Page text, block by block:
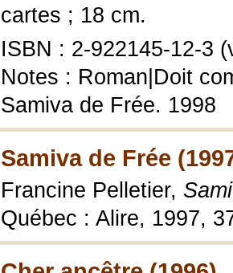
cartes ; 18 cm.
ISBN : 2-922145-12-3
Notes : Roman|Doit
Samiva de Frée. 1998
Samiva de Frée
Francine Pelletier,
Québec : Alire, 1997,